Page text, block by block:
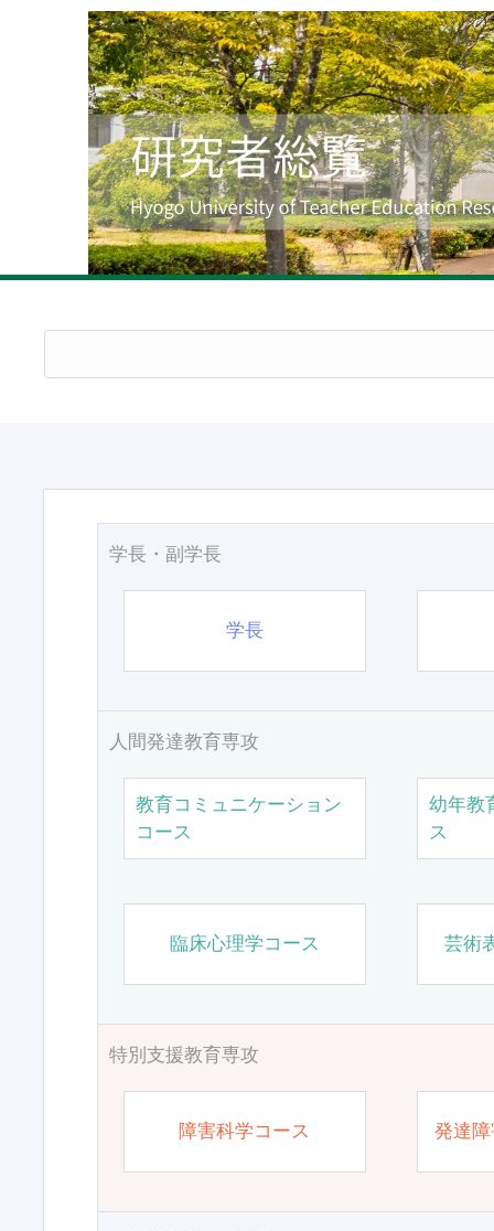
学長・副学長
学長
人間発達教育専攻
教育コミュニケーション
コース
幼年教
ス
臨床心理学コース 芸術
特別支援教育専攻
障害科学コース 発達